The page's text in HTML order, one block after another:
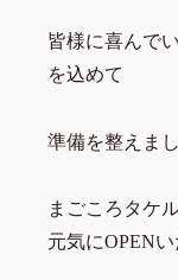
皆様に喜んで
を込めて
準備を整えま
まごころタケ
元気にOPEN